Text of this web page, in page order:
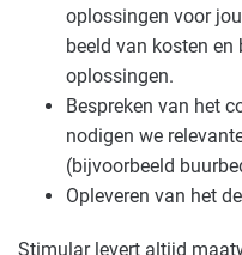
oplossingen voor
beeld van kosten en
oplossingen.
Bespreken van het
nodigen we
(bijvoorbeeld
Opleveren van het
Stimular levert altijd